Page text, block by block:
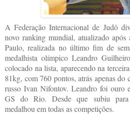
A Federação Internacional de Judô
novo ranking mundial, atualizado
Paulo, realizada no último fim de
medalhista olímpico Leandro
colocado na lista, aparecendo na
81kg, com 760 pontos, atrás apenas
russo Ivan Nifontov. Leandro foi ouro
GS do Rio. Desde que subiu
medalhou em todas as competições.